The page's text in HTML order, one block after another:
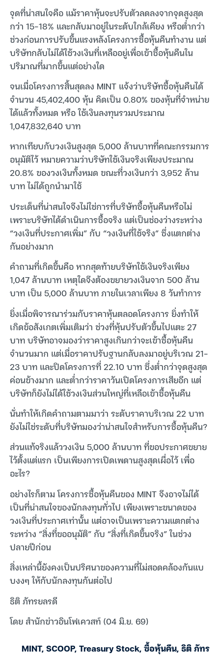
จุดที่น่าสนใจคือ แม้ราคาหุ้นจะปรับตัวลดลงจากจุดสูงสุด
กว่า 15-18% และกลับมาอยู่ในระดับใกล้เคียง หรือต่ำกว่า
ช่วงก่อนการปรับขึ้นแรงหลังโครงการซื้อหุ้นคืนทำงาน แต่
บริษัทกลับไม่ได้ใช้วงเงินที่เหลืออยู่เพื่อเข้าซื้อหุ้นคืนใน
ปริมาณที่มากขึ้นแต่อย่างใด
จนเมื่อโครงการสิ้นสุดลง MINT แจ้งว่าบริษัทซื้อหุ้นคืนได้
จำนวน 45,402,400 หุ้น คิดเป็น 0.80% ของหุ้นที่จำหน่าย
ได้แล้วทั้งหมด หรือ ใช้เงินลงทุนรวมประมาณ
1,047,832,640 บาท
หากเทียบกับวงเงินสูงสุด 5,000 ล้านบาทที่คณะกรรมการ
อนุมัติไว้ หมายความว่าบริษัทใช้เงินจริงเพียงประมาณ
20.8% ของวงเงินทั้งหมด ขณะที่วงเงินกว่า 3,952 ล้าน
บาท ไม่ได้ถูกนำมาใช้
ประเด็นที่น่าสนใจจึงไม่ใช่การที่บริษัทซื้อหุ้นคืนหรือไม่
เพราะบริษัทได้ดำเนินการซื้อจริง แต่เป็นช่องว่างระหว่าง
“วงเงินที่ประกาศเพิ่ม” กับ “วงเงินที่ใช้จริง” ซึ่งแตกต่าง
กันอย่างมาก
คำถามที่เกิดขึ้นคือ หากสุดท้ายบริษัทใช้เงินจริงเพียง
1,047 ล้านบาท เหตุใดจึงต้องขยายวงเงินจาก 500 ล้าน
บาท เป็น 5,000 ล้านบาท ภายในเวลาเพียง 8 วันทำการ
ยิ่งเมื่อพิจารณาร่วมกับราคาหุ้นตลอดโครงการ ยิ่งทำให้
เกิดข้อสังเกตเพิ่มเติมว่า ช่วงที่หุ้นปรับตัวขึ้นไปแตะ 27
บาท บริษัทอาจมองว่าราคาสูงเกินกว่าจะเข้าซื้อหุ้นคืน
จำนวนมาก แต่เมื่อราคาปรับฐานกลับลงมาอยู่บริเวณ 21-
23 บาท และปิดโครงการที่ 22.10 บาท ซึ่งต่ำกว่าจุดสูงสุด
ค่อนข้างมาก และต่ำกว่าราคาวันเปิดโครงการเสียอีก แต่
บริษัทก็ยังไม่ได้ใช้วงเงินส่วนใหญ่ที่เหลือเข้าซื้อหุ้นคืน
นั่นทำให้เกิดคำถามตามมาว่า ระดับราคาบริเวณ 22 บาท
ยังไม่ใช่ระดับที่บริษัทมองว่าน่าสนใจสำหรับการซื้อหุ้นคืน?
ส่วนแท้จริงแล้ววงเงิน 5,000 ล้านบาท ที่ขอประกาศขยาย
ไว้ตั้งแต่แรก เป็นเพียงการเปิดเพดานสูงสุดเผื่อไว้ เพื่อ
อะไร?
อย่างไรก็ตาม โครงการซื้อหุ้นคืนของ MINT จึงอาจไม่ได้
เป็นที่น่าสนใจของนักลงทุนทั่วไป เพียงเพราะขนาดของ
วงเงินที่ประกาศเท่านั้น แต่อาจเป็นเพราะความแตกต่าง
ระหว่าง “สิ่งที่ขออนุมัติ” กับ “สิ่งที่เกิดขึ้นจริง” ในช่วง
ปลายปีก่อน
สิ่งเหล่านี้ยังคงเป็นปริศนาของความที่ไม่สอดคล้องกันแบ
บงงๆ ให้กับนักลงทุนกันต่อไป
ธิติ ภัทรยลรดี
โดย สำนักข่าวอินโฟเควสท์ (04 มิ.ย. 69)
MINT,SCOOP,Treasury Stock,ซื้อหุ้นคืน,ธิติ ภัทร